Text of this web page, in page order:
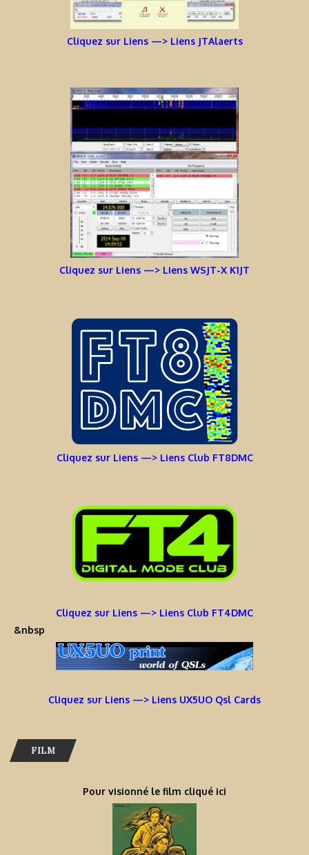
Cliquez sur Liens —> Liens JTAlaerts
Cliquez sur Liens —> Liens WSJT-X K1JT
Cliquez sur Liens —> Liens Club FT8DMC
Cliquez sur Liens —> Liens Club FT4DMC
&nbsp
Cliquez sur Liens —> Liens UX5UO Qsl Cards
FILM
Pour visionné le film cliqué ici